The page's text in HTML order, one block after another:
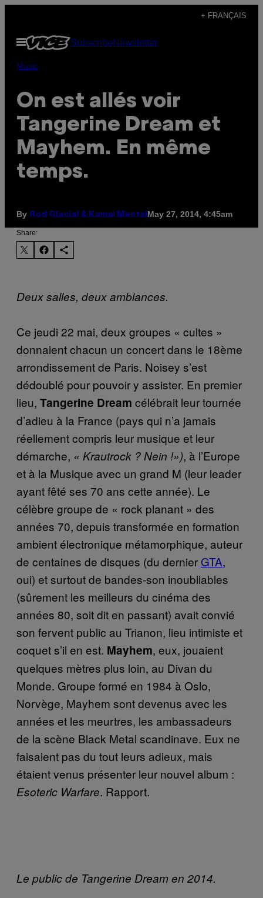
content
+ FRANÇAIS
Open
Menu
SubscribeNewsletter
Music
On est allés voir
Tangerine Dream et
Mayhem. En même
temps.
By Rod Glacial & Kamal Mental May 27, 2014, 4:45am
Share:
Deux salles, deux ambiances.
Ce jeudi 22 mai, deux groupes « cultes »
donnaient chacun un concert dans le 18ème
arrondissement de Paris. Noisey s’est
dédoublé pour pouvoir y assister. En premier
lieu, Tangerine Dream célébrait leur tournée
d’adieu à la France (pays qui n’a jamais
réellement compris leur musique et leur
démarche, « Krautrock ? Nein !»), à l’Europe
et à la Musique avec un grand M (leur leader
ayant fêté ses 70 ans cette année). Le
célèbre groupe de « rock planant » des
années 70, depuis transformée en formation
ambient électronique métamorphique, auteur
de centaines de disques (du dernier GTA,
oui) et surtout de bandes-son inoubliables
(sûrement les meilleurs du cinéma des
années 80, soit dit en passant) avait convié
son fervent public au Trianon, lieu intimiste et
coquet s’il en est. Mayhem, eux, jouaient
quelques mètres plus loin, au Divan du
Monde. Groupe formé en 1984 à Oslo,
Norvège, Mayhem sont devenus avec les
années et les meurtres, les ambassadeurs
de la scène Black Metal scandinave. Eux ne
faisaient pas du tout leurs adieux, mais
étaient venus présenter leur nouvel album :
Esoteric Warfare. Rapport.
Le public de Tangerine Dream en 2014.